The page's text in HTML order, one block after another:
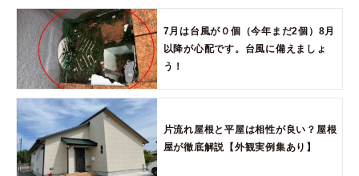
7月は台風が０個（今年まだ2個）8月
以降が心配です。台風に備えましょ
う！
片流れ屋根と平屋は相性が良い？屋根
屋が徹底解説【外観実例集あり】